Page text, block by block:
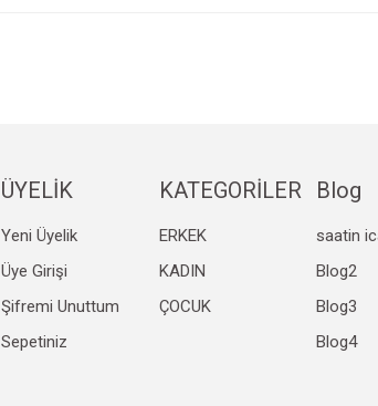
Gönder
ÜYELİK
Yeni Üyelik
Üye Girişi
Şifremi Unuttum
Sepetiniz
KATEGORİLER
ERKEK
KADIN
ÇOCUK
Blog
saatin
Blog2
Blog3
Blog4